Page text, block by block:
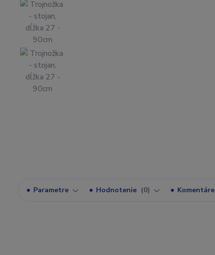
Parametre Hodnotenie 0 Komentáre